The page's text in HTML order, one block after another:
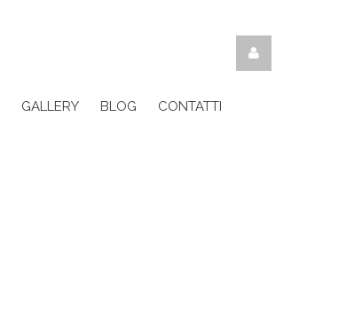
GALLERY BLOG CONTATTI